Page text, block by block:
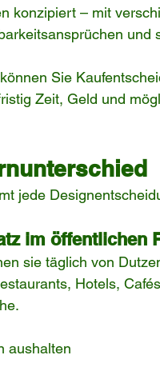
konzipiert – mit
und
Sie
Zeit, Geld und
jede
im öffentlichen
sie täglich von
Hotels,
aushalten